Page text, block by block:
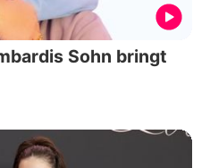
Sohn bringt